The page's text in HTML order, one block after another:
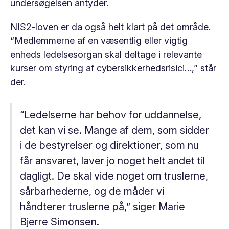
undersøgelsen antyder.
NIS2-loven er da også helt klart på det område.
“Medlemmerne af en væsentlig eller vigtig
enheds ledelsesorgan skal deltage i relevante
kurser om styring af cybersikkerhedsrisici…,” står
der.
“Ledelserne har behov for uddannelse,
det kan vi se. Mange af dem, som sidder
i de bestyrelser og direktioner, som nu
får ansvaret, laver jo noget helt andet til
dagligt. De skal vide noget om truslerne,
sårbarhederne, og de måder vi
håndterer truslerne på,” siger Marie
Bjerre Simonsen.